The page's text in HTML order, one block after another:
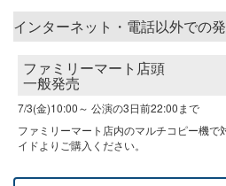
インターネット・電話以外での
ファミリーマート店頭
一般発売
7/3(金)10:00～ 公演の3日前22:00まで
ファミリーマート店内のマルチコピー機
イドよりご購入ください。